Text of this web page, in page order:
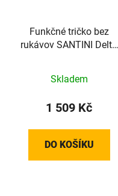
Funkčné tričko bez
rukávov SANTINI Delta
Skladem
1 509 Kč
DO KOŠÍKU